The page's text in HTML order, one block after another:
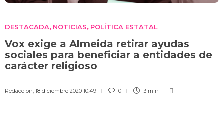
DESTACADA, NOTICIAS, POLÍTICA ESTATAL
Vox exige a Almeida retirar ayudas
sociales para beneficiar a entidades de
carácter religioso
Redaccion 18 diciembre 2020 10:49 0 3 min